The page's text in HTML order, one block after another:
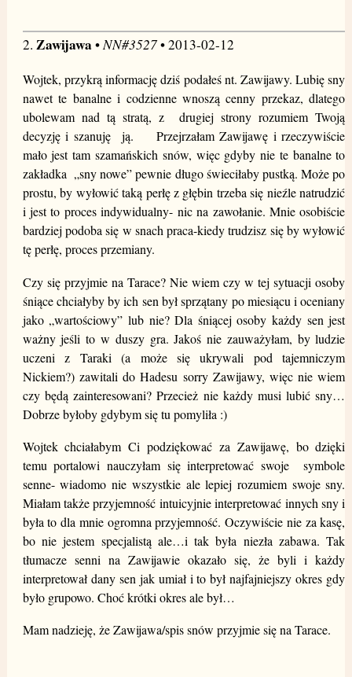
2. Zawijawa •NN#3527• 2013-02-12
Wojtek, przykrą informację dziś podałeś nt. Zawijawy. Lubię sny
nawet te banalne i codzienne wnoszą cenny przekaz, dlatego
ubolewam nad tą stratą, z drugiej strony rozumiem Twoją
decyzję i szanuję ją. Przejrzałam Zawijawę i rzeczywiście
mało jest tam szamańskich snów, więc gdyby nie te banalne to
zakładka „sny nowe” pewnie długo świeciłaby pustką. Może po
prostu, by wyłowić taką perłę z głębin trzeba się nieźle natrudzić
i jest to proces indywidualny- nic na zawołanie. Mnie osobiście
bardziej podoba się w snach praca-kiedy trudzisz się by wyłowić
tę perłę, proces przemiany.
Czy się przyjmie na Tarace? Nie wiem czy w tej sytuacji osoby
śniące chciałyby by ich sen był sprzątany po miesiącu i oceniany
jako „wartościowy” lub nie? Dla śniącej osoby każdy sen jest
ważny jeśli to w duszy gra. Jakoś nie zauważyłam, by ludzie
uczeni z Taraki (a może się ukrywali pod tajemniczym
Nickiem?) zawitali do Hadesu sorry Zawijawy, więc nie wiem
czy będą zainteresowani? Przecież nie każdy musi lubić sny…
Dobrze byłoby gdybym się tu pomyliła :)
Wojtek chciałabym Ci podziękować za Zawijawę, bo dzięki
temu portalowi nauczyłam się interpretować swoje symbole
senne- wiadomo nie wszystkie ale lepiej rozumiem swoje sny.
Miałam także przyjemność intuicyjnie interpretować innych sny i
była to dla mnie ogromna przyjemność. Oczywiście nie za kasę,
bo nie jestem specjalistą ale…i tak była niezła zabawa. Tak
tłumacze senni na Zawijawie okazało się, że byli i każdy
interpretował dany sen jak umiał i to był najfajniejszy okres gdy
było grupowo. Choć krótki okres ale był…
Mam nadzieję, że Zawijawa/spis snów przyjmie się na Tarace.